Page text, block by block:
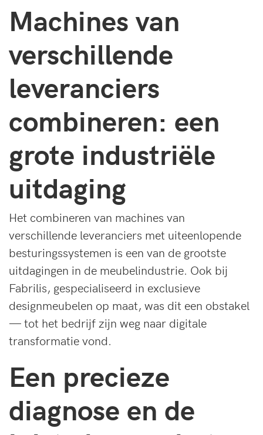
Machines van
verschillende
leveranciers
combineren: een
grote industriële
uitdaging
Het combineren van machines van
verschillende leveranciers met uiteenlopende
besturingssystemen is een van de grootste
uitdagingen in de meubelindustrie. Ook bij
Fabrilis, gespecialiseerd in exclusieve
designmeubelen op maat, was dit een obstakel
— tot het bedrijf zijn weg naar digitale
transformatie vond.
Een precieze
diagnose en de